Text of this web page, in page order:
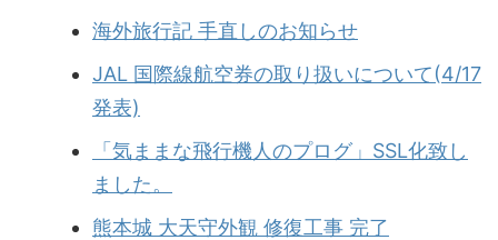
海外旅行記 手直しのお知らせ
JAL 国際線航空券の取り扱いについて(4/17
発表)
「気ままな飛行機人のプログ」SSL化致し
ました。
熊本城 大天守外観 修復工事 完了